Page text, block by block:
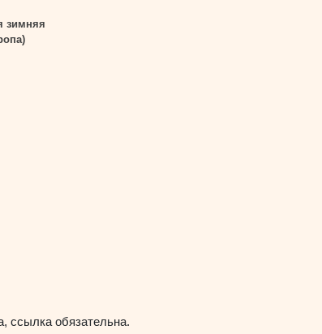
зимняя
ссылка обязательна.